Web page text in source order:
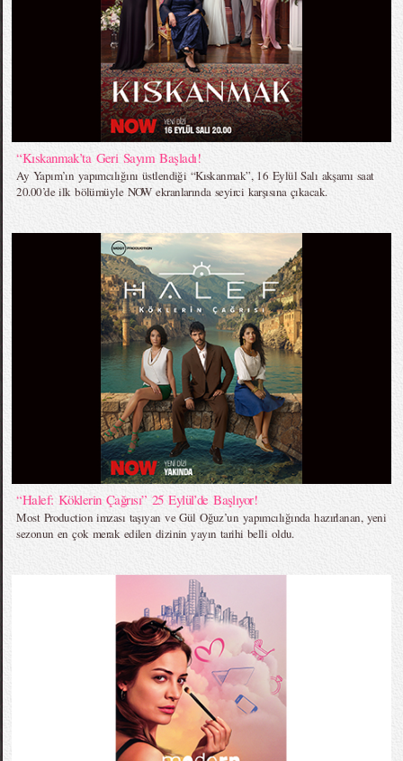
“Kıskanmak’ta Geri Sayım Başladı!
Ay Yapım’ın yapımcılığını üstlendiği “Kıskanmak”, 16 Eylül Salı akşamı saat
20.00’de ilk bölümüyle NOW ekranlarında seyirci karşısına çıkacak.
“Halef: Köklerin Çağrısı” 25 Eylül’de Başlıyor!
Most Production imzası taşıyan ve Gül Oğuz’un yapımcılığında hazırlanan, yeni
sezonun en çok merak edilen dizinin yayın tarihi belli oldu.